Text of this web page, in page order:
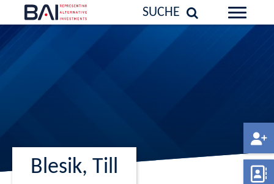
SUCHE
Blesik, Till